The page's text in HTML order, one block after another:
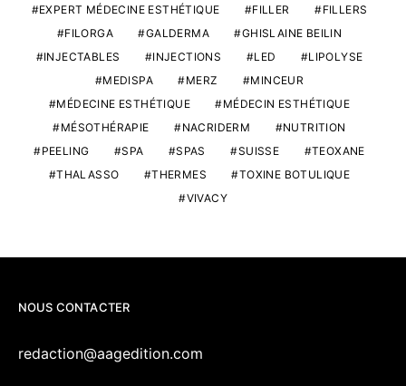
EXPERT MÉDECINE ESTHÉTIQUE
FILLER
FILLERS
FILORGA
GALDERMA
GHISLAINE BEILIN
INJECTABLES
INJECTIONS LED
LIPOLYSE
MEDISPA
MERZ
MINCEUR
MÉDECINE ESTHÉTIQUE
MÉDECIN ESTHÉTIQUE
MÉSOTHÉRAPIE
NACRIDERM
NUTRITION
PEELING
SPA SPAS SUISSE
TEOXANE
THALASSO
THERMES
TOXINE BOTULIQUE
VIVACY
NOUS CONTACTER
redaction@aagedition.com